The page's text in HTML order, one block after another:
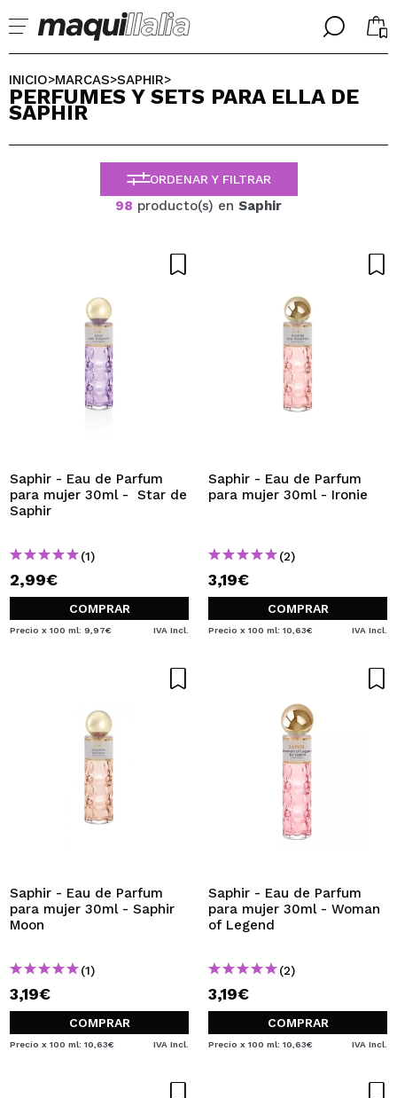
╳
Ya soy #maquilover, tengo cuenta
BIENVENIDX!
No tengo cuenta aquí
QUIERO REGISTRARME
pedidos y consultar tus operaciones anteriores.
╳
SELECCIONA TU IDIOMA
ENGLISH
FRANCES
ALEMAN
ITALIANO
INICIO>MARCAS>SAPHIR>
PERFUMES Y SETS PARA ELLA DE
SAPHIR
ORDENAR Y FILTRAR
98 producto(s) en Saphir
Saphir - Eau de Parfum
para mujer 30ml - Star de
Saphir
(1)
2,99€
COMPRAR
Precio x 100 ml: 9,97€ IVA Incl.
Saphir - Eau de Parfum
para mujer 30ml - Ironie
(2)
3,19€
COMPRAR
Precio x 100 ml: 10,63€ IVA Incl.
Saphir - Eau de Parfum
para mujer 30ml - Saphir
Moon
(1)
3,19€
COMPRAR
Precio x 100 ml: 10,63€ IVA Incl.
Saphir - Eau de Parfum
para mujer 30ml - Woman
of Legend
(2)
3,19€
COMPRAR
Precio x 100 ml: 10,63€ IVA Incl.